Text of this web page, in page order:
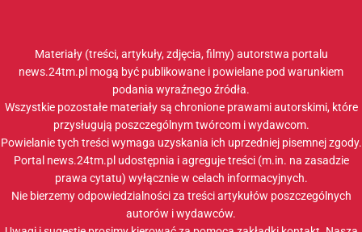
Materiały (treści, artykuły, zdjęcia, filmy) autorstwa portalu
news.24tm.pl mogą być publikowane i powielane pod warunkiem
podania wyraźnego źródła.
Wszystkie pozostałe materiały są chronione prawami autorskimi, które
przysługują poszczególnym twórcom i wydawcom.
Powielanie tych treści wymaga uzyskania ich uprzedniej pisemnej zgody.
Portal news.24tm.pl udostępnia i agreguje treści (m.in. na zasadzie
prawa cytatu) wyłącznie w celach informacyjnych.
Nie bierzemy odpowiedzialności za treści artykułów poszczególnych
autorów i wydawców.